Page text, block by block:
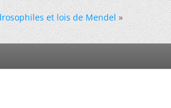
et lois de Mendel »